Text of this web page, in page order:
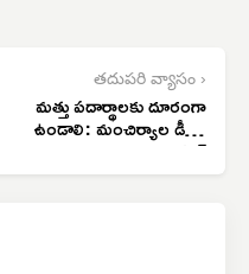
తదుపరి వ్యాసం ›
మత్తు పదార్థాలకు దూరంగా
ఉండాలి: మంచిర్యాల డీసీపీ
భాస్కర్